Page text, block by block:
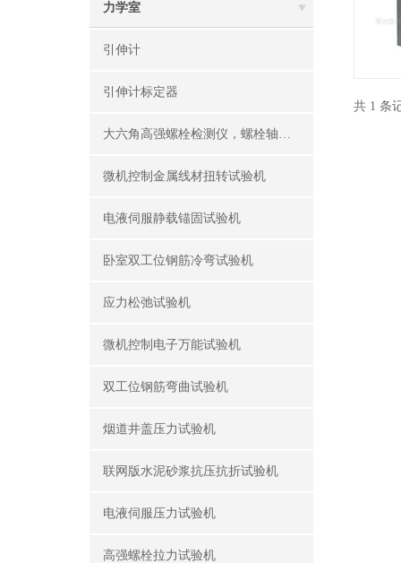
力学室
引伸计
引伸计标定器
大六角高强螺栓检测仪，螺栓轴力计，抗滑移系数检测仪
微机控制金属线材扭转试验机
电液伺服静载锚固试验机
卧室双工位钢筋冷弯试验机
应力松弛试验机
微机控制电子万能试验机
双工位钢筋弯曲试验机
烟道井盖压力试验机
联网版水泥砂浆抗压抗折试验机
电液伺服压力试验机
高强螺栓拉力试验机
共 1 条